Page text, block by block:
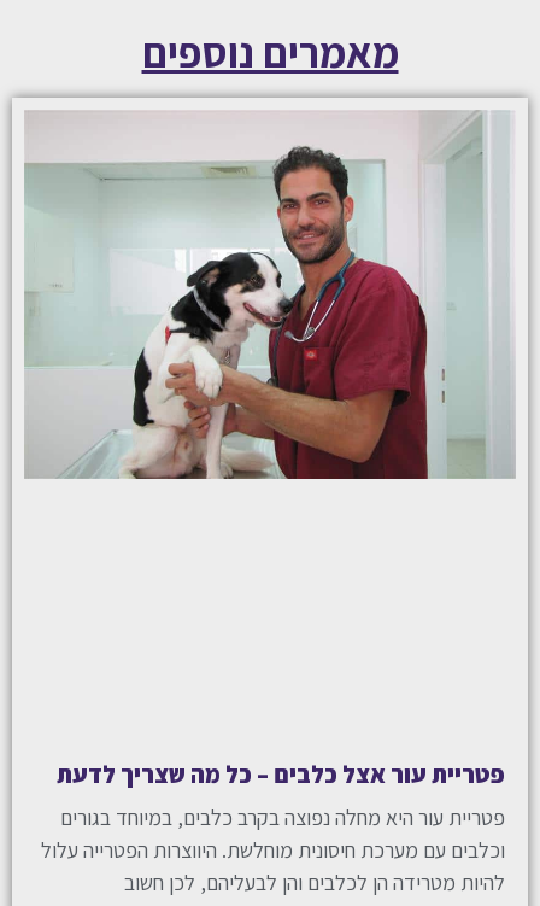
מאמרים נוספים
פטריית עור אצל כלבים – כל מה שצריך לדעת
פטריית עור היא מחלה נפוצה בקרב כלבים, במיוחד בגורים
וכלבים עם מערכת חיסונית מוחלשת. היווצרות הפטרייה עלול
להיות מטרידה הן לכלבים והן לבעליהם, לכן חשוב